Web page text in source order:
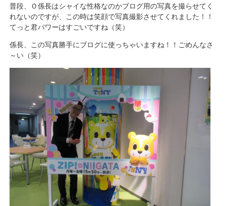
普段、Ｏ係長はシャイな性格なのかブログ用の写真を撮らせてく
れないのですが、この時は笑顔で写真撮影させてくれました！！
てっと君パワーはすごいですね（笑）
係長、この写真勝手にブログに使っちゃいますね！！ごめんなさ
～い（笑）